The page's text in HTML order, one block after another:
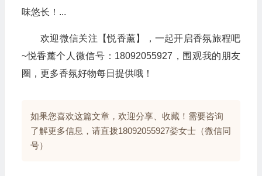
味悠长！...
欢迎微信关注【悦香薰】，一起开启香氛旅程吧
~悦香薰个人微信号：18092055927，围观我的朋友
圈，更多香氛好物每日提供哦！
如果您喜欢这篇文章，欢迎分享、收藏！需要咨询
了解更多信息，请直拨18092055927娄女士（微信同
号）